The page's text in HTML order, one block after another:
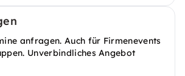
anfragen. Auch für Firmenevents
Unverbindliches Angebot